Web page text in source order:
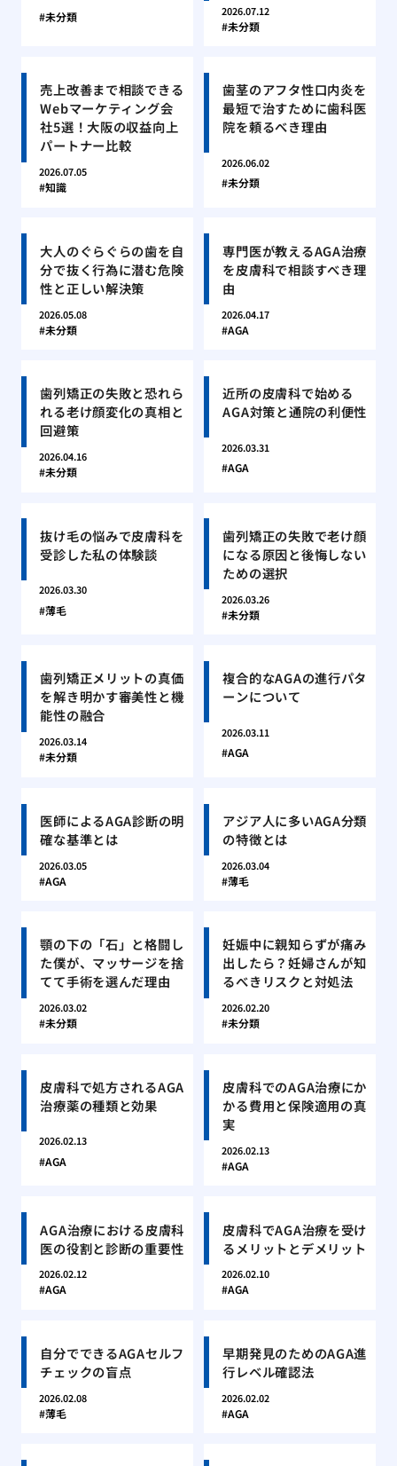
未分類 2026.07.12
未分類
売上改善まで相談できる
Webマーケティング会
社5選！大阪の収益向上
パートナー比較
2026.07.05
知識
歯茎のアフタ性口内炎を
最短で治すために歯科医
院を頼るべき理由
2026.06.02
未分類
大人のぐらぐらの歯を自
分で抜く行為に潜む危険
性と正しい解決策
2026.05.08
未分類
専門医が教えるAGA治療
を皮膚科で相談すべき理
由
2026.04.17
AGA
歯列矯正の失敗と恐れら
れる老け顔変化の真相と
回避策
2026.04.16
未分類
近所の皮膚科で始める
AGA対策と通院の利便性
2026.03.31
AGA
抜け毛の悩みで皮膚科を
受診した私の体験談
2026.03.30
薄毛
歯列矯正の失敗で老け顔
になる原因と後悔しない
ための選択
2026.03.26
未分類
歯列矯正メリットの真価
を解き明かす審美性と機
能性の融合
2026.03.14
未分類
複合的なAGAの進行パタ
ーンについて
2026.03.11
AGA
医師によるAGA診断の明
確な基準とは
2026.03.05
AGA
アジア人に多いAGA分類
の特徴とは
2026.03.04
薄毛
顎の下の「石」と格闘し
た僕が、マッサージを捨
てて手術を選んだ理由
2026.03.02
未分類
妊娠中に親知らずが痛み
出したら？妊婦さんが知
るべきリスクと対処法
2026.02.20
未分類
皮膚科で処方されるAGA
治療薬の種類と効果
2026.02.13
AGA
皮膚科でのAGA治療にか
かる費用と保険適用の真
実
2026.02.13
AGA
AGA治療における皮膚科
医の役割と診断の重要性
2026.02.12
AGA
皮膚科でAGA治療を受け
るメリットとデメリット
2026.02.10
AGA
自分でできるAGAセルフ
チェックの盲点
2026.02.08
薄毛
早期発見のためのAGA進
行レベル確認法
2026.02.02
AGA